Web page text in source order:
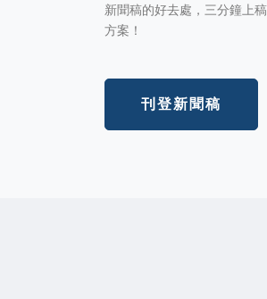
新聞稿的好去處，三分鐘上
方案！
刊登新聞稿